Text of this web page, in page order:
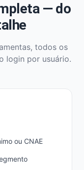
— do
todos os
login por usuário.
ou CNAE